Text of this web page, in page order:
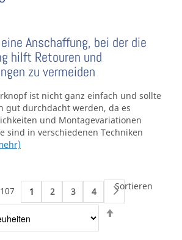
Anschaffung, bei der die
hilft Retouren und
zu vermeiden
ist nicht ganz einfach und sollte
gut durchdacht werden, da es
und Montagevariationen
sind in verschiedenen Techniken
1 2 3 4
Sortieren